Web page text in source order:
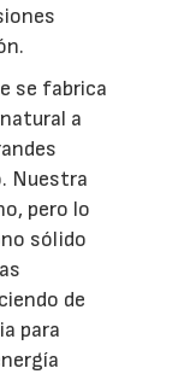
se fabrica
a
Nuestra
pero lo
sólido
de
para